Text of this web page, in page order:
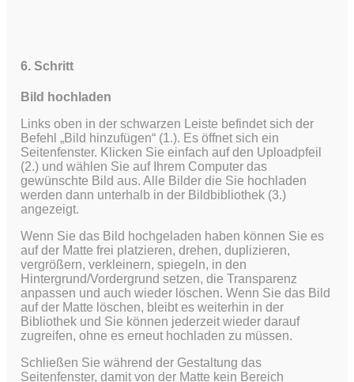
6. Schritt
Bild hochladen
Links oben in der schwarzen Leiste befindet sich der
Befehl „Bild hinzufügen“ (1.). Es öffnet sich ein
Seitenfenster. Klicken Sie einfach auf den Uploadpfeil
(2.) und wählen Sie auf Ihrem Computer das
gewünschte Bild aus. Alle Bilder die Sie hochladen
werden dann unterhalb in der Bildbibliothek (3.)
angezeigt.
Wenn Sie das Bild hochgeladen haben können Sie es
auf der Matte frei platzieren, drehen, duplizieren,
vergrößern, verkleinern, spiegeln, in den
Hintergrund/Vordergrund setzen, die Transparenz
anpassen und auch wieder löschen. Wenn Sie das Bild
auf der Matte löschen, bleibt es weiterhin in der
Bibliothek und Sie können jederzeit wieder darauf
zugreifen, ohne es erneut hochladen zu müssen.
Schließen Sie während der Gestaltung das
Seitenfenster, damit von der Matte kein Bereich